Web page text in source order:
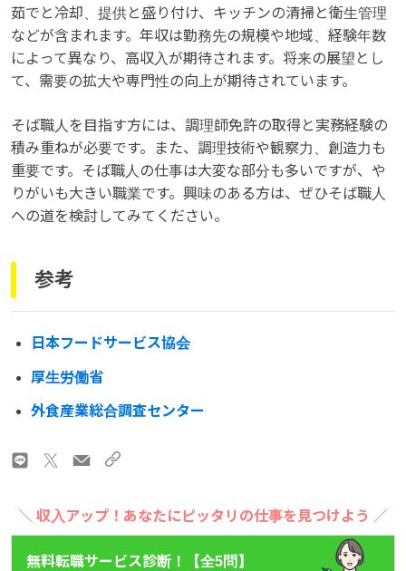
茹でと冷却、提供と盛り付け、キッチンの清掃と衛生管理
などが含まれます。年収は勤務先の規模や地域、経験年数
によって異なり、高収入が期待されます。将来の展望とし
て、需要の拡大や専門性の向上が期待されています。
そば職人を目指す方には、調理師免許の取得と実務経験の
積み重ねが必要です。また、調理技術や観察力、創造力も
重要です。そば職人の仕事は大変な部分も多いですが、や
りがいも大きい職業です。興味のある方は、ぜひそば職人
への道を検討してみてください。
参考
日本フードサービス協会
厚生労働省
外食産業総合調査センター
＼ 収入アップ！あなたにピッタリの仕事を見つけよう ／
無料転職サービス診断！【全5問】